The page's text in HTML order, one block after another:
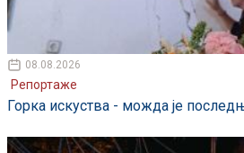
08.08.2026
Репортаже
Горка искуства - можда је